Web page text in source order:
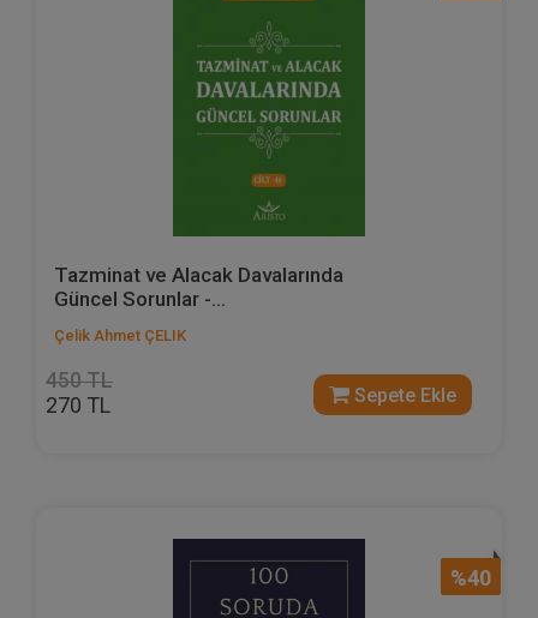
Tazminat ve Alacak Davalarında
Güncel Sorunlar -...
Çelik Ahmet ÇELIK
450 TL
270 TL Sepete Ekle
%40